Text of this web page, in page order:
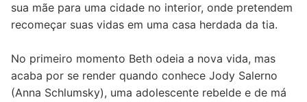
sua mãe para uma cidade no interior, onde pretendem
recomeçar suas vidas em uma casa herdada da tia.
No primeiro momento Beth odeia a nova vida, mas
acaba por se render quando conhece Jody Salerno
(Anna Schlumsky), uma adolescente rebelde e de má